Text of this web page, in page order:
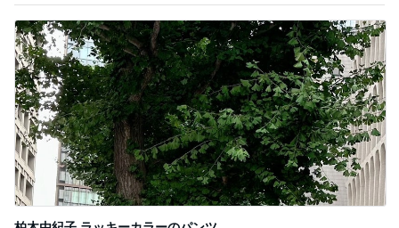
柏木由紀子 ラッキーカラーのパンツ
Amebaトピックス 19時間前
記事を読む